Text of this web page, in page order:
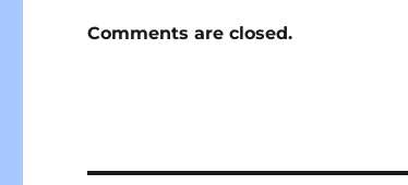
Comments are closed.